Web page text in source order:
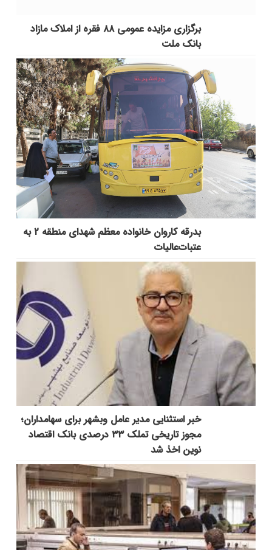
برگزاری مزایده عمومی ۸۸ فقره از املاک مازاد
بانک ملت
بدرقه کاروان خانواده معظم شهدای منطقه ۲ به
عتبات‌عالیات
خبر استثنایی مدیر عامل وبشهر برای سهامداران؛
مجوز تاریخی تملک ۳۳ درصدی بانک اقتصاد
نوین اخذ شد